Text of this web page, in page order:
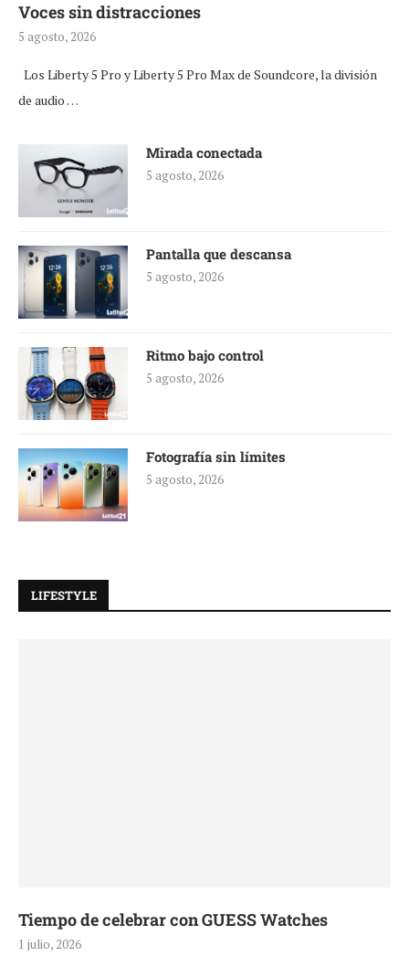
Voces sin distracciones
5 agosto, 2026
Los Liberty 5 Pro y Liberty 5 Pro Max de Soundcore, la división
de audio …
Mirada conectada
5 agosto, 2026
Pantalla que descansa
5 agosto, 2026
Ritmo bajo control
5 agosto, 2026
Fotografía sin límites
5 agosto, 2026
LIFESTYLE
Tiempo de celebrar con GUESS Watches
1 julio, 2026